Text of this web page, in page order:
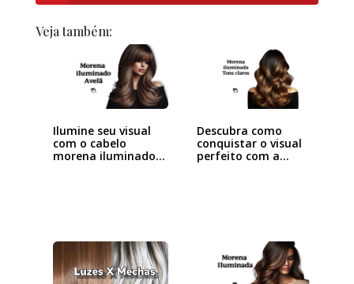
Veja também:
Ilumine seu visual
com o cabelo
morena iluminado
Descubra como
conquistar o visual
perfeito com a…